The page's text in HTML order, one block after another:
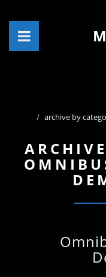
archive by